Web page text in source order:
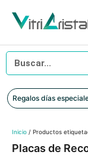
Regalos días
Inicio / Productos
Placas de